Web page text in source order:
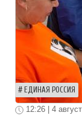
ЕДИНАЯ РОССИЯ
12:26 | 4